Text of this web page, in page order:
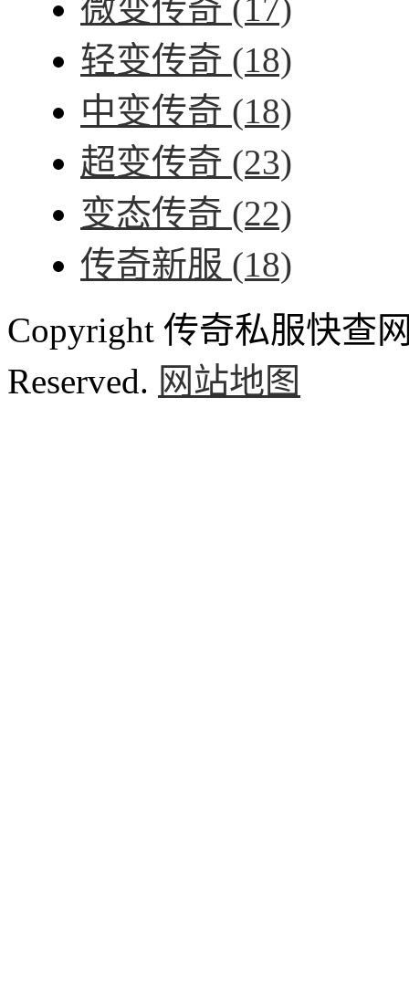
微变传奇 (17)
轻变传奇 (18)
中变传奇 (18)
超变传奇 (23)
变态传奇 (22)
传奇新服 (18)
Copyright 传奇私服快查
Reserved. 网站地图